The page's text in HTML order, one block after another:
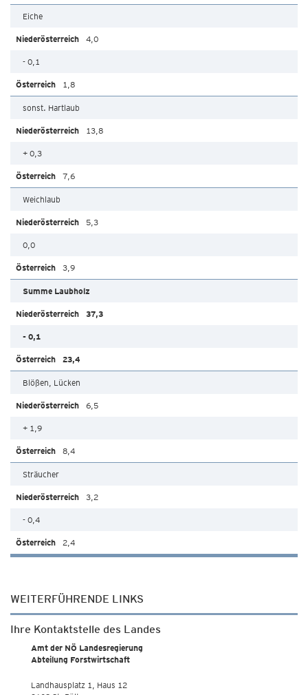
Eiche
4,0
- 0,1
1,8
sonst. Hartlaub
13,8
+ 0,3
7,6
Weichlaub
5,3
0,0
3,9
Summe Laubholz
37,3
- 0,1
23,4
Blößen, Lücken
6,5
+ 1,9
8,4
Sträucher
3,2
- 0,4
2,4
WEITERFÜHRENDE LINKS
Ihre Kontaktstelle des Landes
Amt der NÖ Landesregierung
Abteilung Forstwirtschaft
Landhausplatz 1, Haus 12